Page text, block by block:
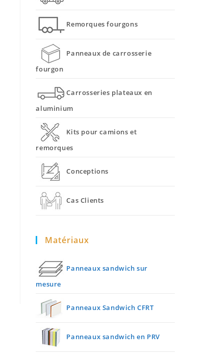
Remorques fourgons
Panneaux de carrosserie
fourgon
Carrosseries plateaux en
aluminium
Kits pour camions et
remorques
Conceptions
Cas Clients
Matériaux
Panneaux sandwich sur
mesure
Panneaux Sandwich CFRT
Panneaux sandwich en PRV